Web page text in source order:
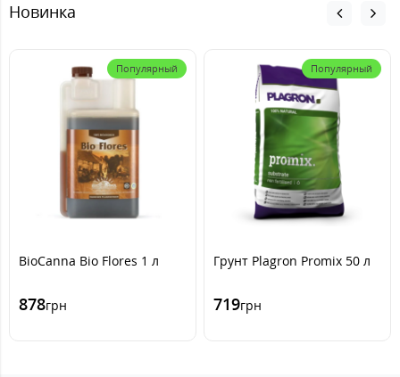
Новинка
Популярный
BioCanna Bio Flores 1 л
878грн
Популярный
Грунт Plagron Promix 50 л
719грн